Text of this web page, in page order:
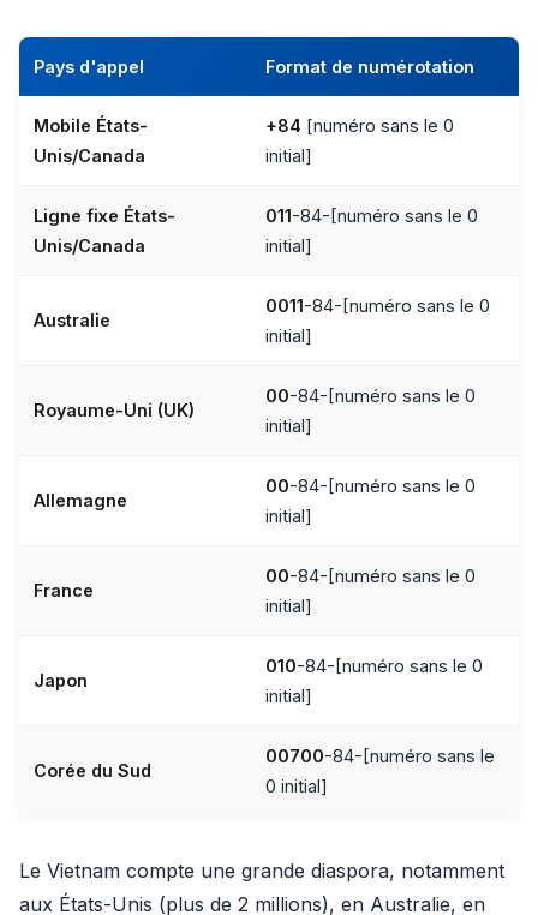
Pays d'appel Format de numérotation
Mobile États-
Unis/Canada
+84 [numéro sans le 0
initial]
Ligne fixe États-
Unis/Canada
011-84-[numéro sans le 0
initial]
Australie
0011-84-[numéro sans le 0
initial]
Royaume-Uni (UK)
00-84-[numéro sans le 0
initial]
Allemagne
00-84-[numéro sans le 0
initial]
France
00-84-[numéro sans le 0
initial]
Japon
010-84-[numéro sans le 0
initial]
Corée du Sud
00700-84-[numéro sans le
0 initial]
Le Vietnam compte une grande diaspora, notamment
aux États-Unis (plus de 2 millions), en Australie, en